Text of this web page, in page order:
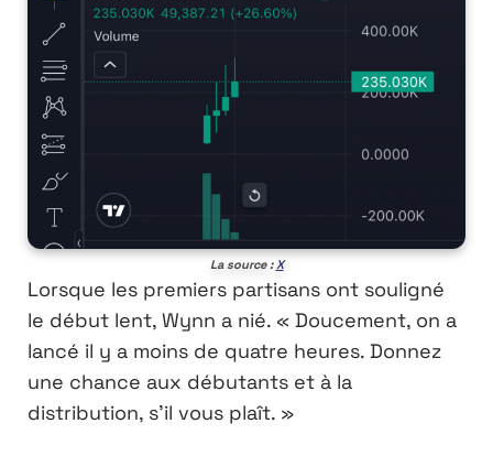
La source : X
Lorsque les premiers partisans ont souligné
le début lent, Wynn a nié. « Doucement, on a
lancé il y a moins de quatre heures. Donnez
une chance aux débutants et à la
distribution, s’il vous plaît. »